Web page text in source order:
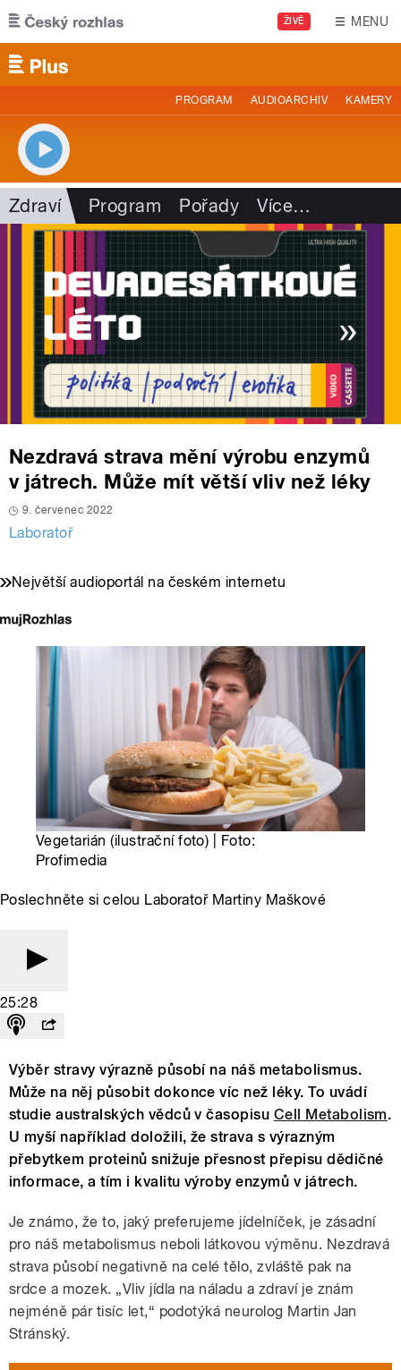
Přejít k hlavnímu obsahu
ŽIVĚ MENU
PROGRAM AUDIOARCHIV KAMERY
Zdraví Program Pořady Více…
Nezdravá strava mění výrobu enzymů
v játrech. Může mít větší vliv než léky
9. červenec 2022
Laboratoř
Největší audioportál na českém internetu
Vegetarián (ilustrační foto) | Foto:
Profimedia
Poslechněte si celou Laboratoř Martiny Maškové
25:28
Výběr stravy výrazně působí na náš metabolismus.
Může na něj působit dokonce víc než léky. To uvádí
studie australských vědců v časopisu Cell Metabolism.
U myší například doložili, že strava s výrazným
přebytkem proteinů snižuje přesnost přepisu dědičné
informace, a tím i kvalitu výroby enzymů v játrech.
Je známo, že to, jaký preferujeme jídelníček, je zásadní
pro náš metabolismus neboli látkovou výměnu. Nezdravá
strava působí negativně na celé tělo, zvláště pak na
srdce a mozek. „Vliv jídla na náladu a zdraví je znám
nejméně pár tisíc let,“ podotýká neurolog Martin Jan
Stránský.